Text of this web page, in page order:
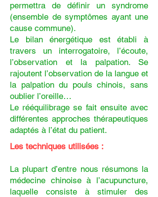
permettra de définir un syndrome
(ensemble de symptômes ayant une
cause commune).
Le bilan énergétique est établi à
travers un interrogatoire, l’écoute,
l’observation et la palpation. Se
rajoutent l’observation de la langue et
la palpation du pouls chinois, sans
oublier l’oreille…
​Le rééquilibrage se fait ensuite avec
différentes approches thérapeutiques
adaptés à l’état du patient.
Les techniques utilisées :
La plupart d’entre nous résumons la
médecine chinoise à l’acupuncture,
laquelle consiste à stimuler des